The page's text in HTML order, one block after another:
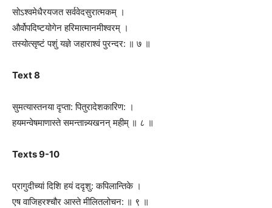
सोऽश्वमेधैरयजत सर्ववेदसुरात्मकम् ।
और्वोपदिष्टयोगेन हरिमात्मानमीश्वरम् ।
तस्योत्सृष्टं पशुं यज्ञे जहाराश्वं पुरन्दर: ॥ ७ ॥
Text 8
सुमत्यास्तनया द‍ृप्ता: पितुरादेशकारिण: ।
हयमन्वेषमाणास्ते समन्तान्न्यखनन् महीम् ॥ ८ ॥
Texts 9-10
प्रागुदीच्यां दिशि हयं दद‍ृशु: कपिलान्तिके ।
एष वाजिहरश्चौर आस्ते मीलितलोचन: ॥ ९ ॥